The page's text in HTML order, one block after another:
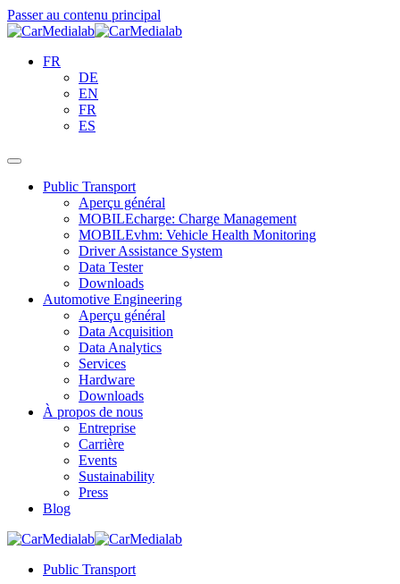
Passer au contenu principal
FR
DE
EN
FR
ES
Public Transport
Aperçu général
MOBILEcharge: Charge Management
MOBILEvhm: Vehicle Health Monitoring
Driver Assistance System
Data Tester
Downloads
Automotive Engineering
Aperçu général
Data Acquisition
Data Analytics
Services
Hardware
Downloads
À propos de nous
Entreprise
Carrière
Events
Sustainability
Press
Blog
Public Transport